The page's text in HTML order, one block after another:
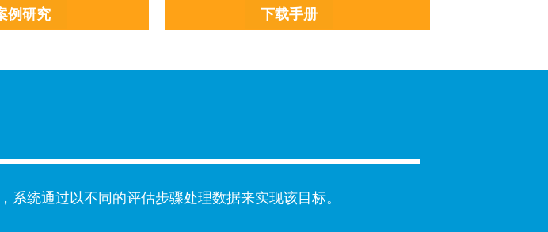
例研究 下载手册
统通过以不同的评估步骤处理数据来实现该目标。